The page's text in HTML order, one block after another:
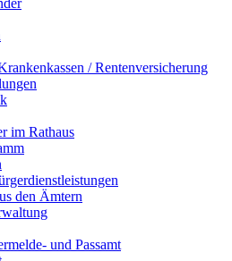
/ Rentenversicherung
im Rathaus
den Ämtern
und Passamt